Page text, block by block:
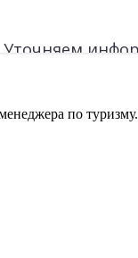
по туризму.